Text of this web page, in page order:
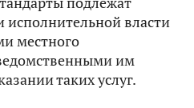
власти
местного
им
таких услуг.